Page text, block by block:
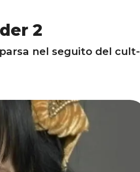
2
nel seguito del cult-